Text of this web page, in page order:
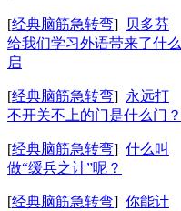
[经典脑筋急转弯] 贝多芬
给我们学习外语带来了什么
启
[经典脑筋急转弯] 永远打
不开关不上的门是什么门？
[经典脑筋急转弯] 什么叫
做“缓兵之计”呢？
[经典脑筋急转弯] 你能计